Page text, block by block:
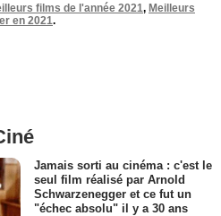
films de l'année 2021, Meilleurs
en 2021.
Jamais sorti au cinéma : c'est le
seul film réalisé par Arnold
Schwarzenegger et ce fut un
"échec absolu" il y a 30 ans